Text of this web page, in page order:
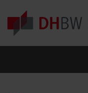
Skip to main content